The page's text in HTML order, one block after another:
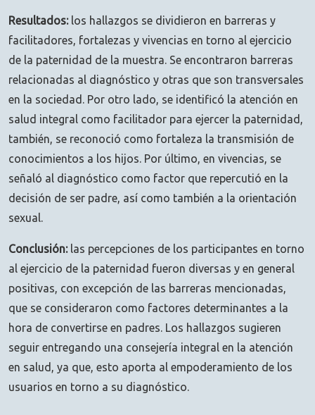
Resultados:los hallazgos se dividieron en barreras y
facilitadores, fortalezas y vivencias en torno al ejercicio
de la paternidad de la muestra. Se encontraron barreras
relacionadas al diagnóstico y otras que son transversales
en la sociedad. Por otro lado, se identificó la atención en
salud integral como facilitador para ejercer la paternidad,
también, se reconoció como fortaleza la transmisión de
conocimientos a los hijos. Por último, en vivencias, se
señaló al diagnóstico como factor que repercutió en la
decisión de ser padre, así como también a la orientación
sexual.
Conclusión:las percepciones de los participantes en torno
al ejercicio de la paternidad fueron diversas y en general
positivas, con excepción de las barreras mencionadas,
que se consideraron como factores determinantes a la
hora de convertirse en padres. Los hallazgos sugieren
seguir entregando una consejería integral en la atención
en salud, ya que, esto aporta al empoderamiento de los
usuarios en torno a su diagnóstico.